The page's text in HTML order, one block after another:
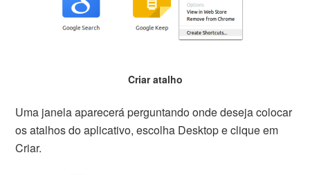
Criar atalho
Uma janela aparecerá perguntando onde deseja colocar
os atalhos do aplicativo, escolha Desktop e clique em
Criar.